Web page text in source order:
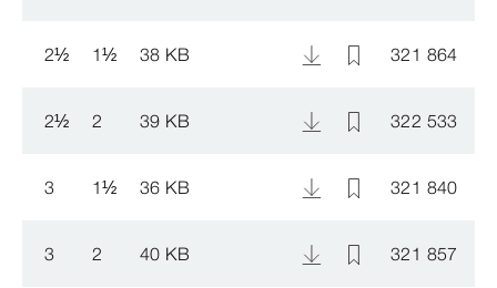
2½ 1½ 38 KB 321 864
2½ 2 39 KB 322 533
3 1½ 36 KB 321 840
3 2 40 KB 321 857